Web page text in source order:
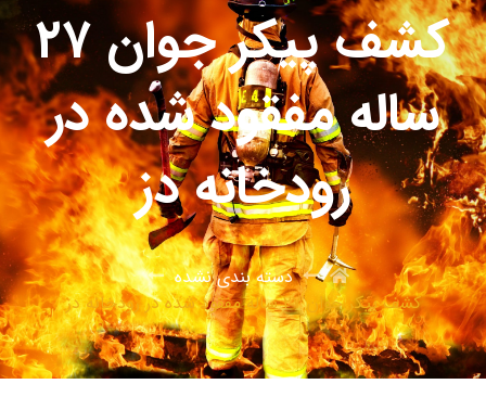
کشف پیکر جوان ۲۷
ساله مفقود شده در
رودخانه دز
دسته بندی نشده
کشف پیکر جوان ۲۷ ساله مفقود شده در رودخانه دز